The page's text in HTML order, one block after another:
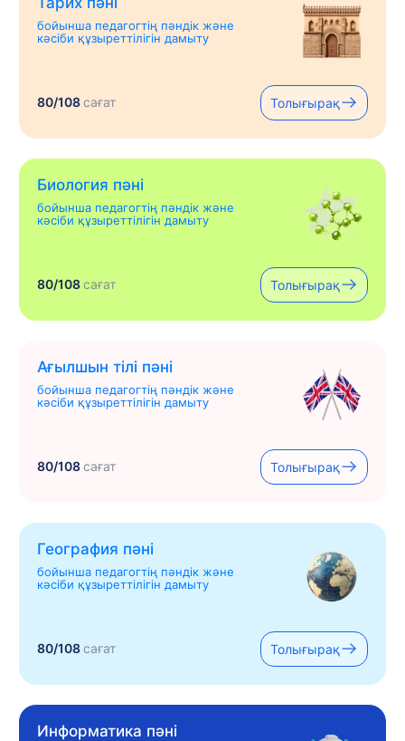
бойынша педагогтің пәндік және
кәсіби құзыреттілігін дамыту
80/108сағат Толығырақ
Биология пәні
бойынша педагогтің пәндік және
кәсіби құзыреттілігін дамыту
80/108сағат Толығырақ
Ағылшын тілі пәні
бойынша педагогтің пәндік және
кәсіби құзыреттілігін дамыту
80/108сағат Толығырақ
География пәні
бойынша педагогтің пәндік және
кәсіби құзыреттілігін дамыту
80/108сағат Толығырақ
Информатика пәні